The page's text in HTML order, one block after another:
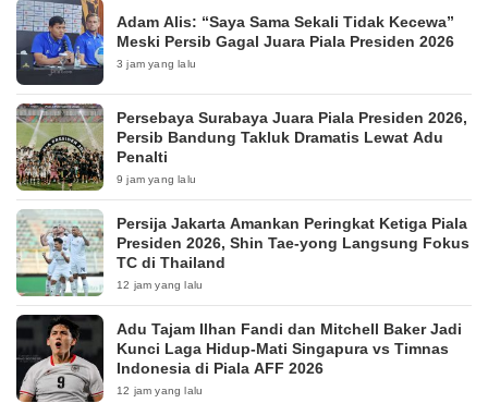
Adam Alis: “Saya Sama Sekali Tidak Kecewa”
Meski Persib Gagal Juara Piala Presiden 2026
3 jam yang lalu
Persebaya Surabaya Juara Piala Presiden 2026,
Persib Bandung Takluk Dramatis Lewat Adu
Penalti
9 jam yang lalu
Persija Jakarta Amankan Peringkat Ketiga Piala
Presiden 2026, Shin Tae-yong Langsung Fokus
TC di Thailand
12 jam yang lalu
Adu Tajam Ilhan Fandi dan Mitchell Baker Jadi
Kunci Laga Hidup-Mati Singapura vs Timnas
Indonesia di Piala AFF 2026
12 jam yang lalu